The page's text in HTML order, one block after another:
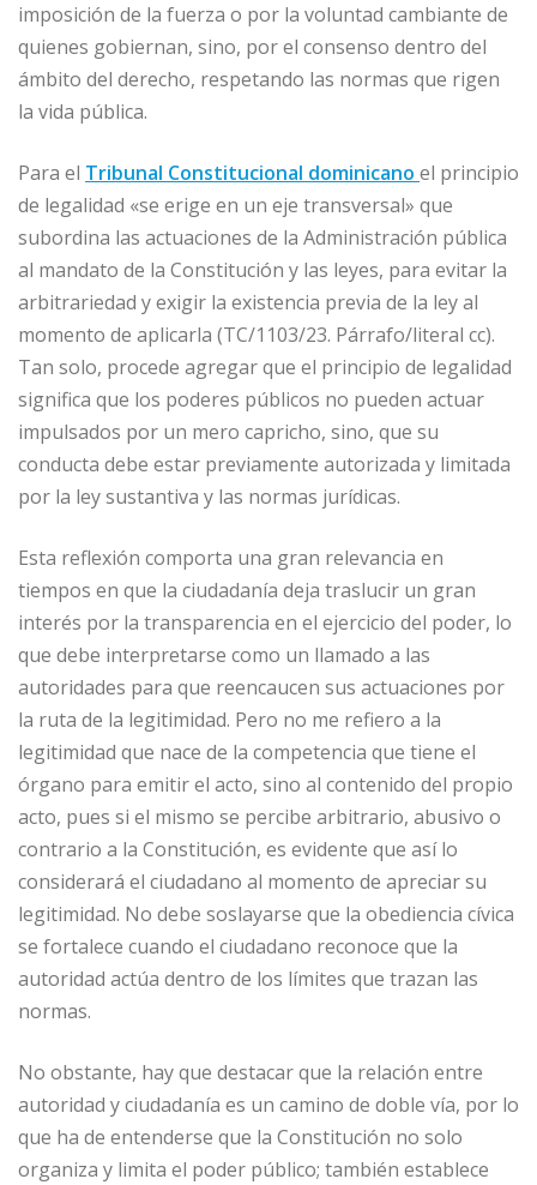
imposición de la fuerza o por la voluntad cambiante de
quienes gobiernan, sino, por el consenso dentro del
ámbito del derecho, respetando las normas que rigen
la vida pública.
Para el Tribunal Constitucional dominicano el principio
de legalidad «se erige en un eje transversal» que
subordina las actuaciones de la Administración pública
al mandato de la Constitución y las leyes, para evitar la
arbitrariedad y exigir la existencia previa de la ley al
momento de aplicarla (TC/1103/23. Párrafo/literal cc).
Tan solo, procede agregar que el principio de legalidad
significa que los poderes públicos no pueden actuar
impulsados por un mero capricho, sino, que su
conducta debe estar previamente autorizada y limitada
por la ley sustantiva y las normas jurídicas.
Esta reflexión comporta una gran relevancia en
tiempos en que la ciudadanía deja traslucir un gran
interés por la transparencia en el ejercicio del poder, lo
que debe interpretarse como un llamado a las
autoridades para que reencaucen sus actuaciones por
la ruta de la legitimidad. Pero no me refiero a la
legitimidad que nace de la competencia que tiene el
órgano para emitir el acto, sino al contenido del propio
acto, pues si el mismo se percibe arbitrario, abusivo o
contrario a la Constitución, es evidente que así lo
considerará el ciudadano al momento de apreciar su
legitimidad. No debe soslayarse que la obediencia cívica
se fortalece cuando el ciudadano reconoce que la
autoridad actúa dentro de los límites que trazan las
normas.
No obstante, hay que destacar que la relación entre
autoridad y ciudadanía es un camino de doble vía, por lo
que ha de entenderse que la Constitución no solo
organiza y limita el poder público; también establece